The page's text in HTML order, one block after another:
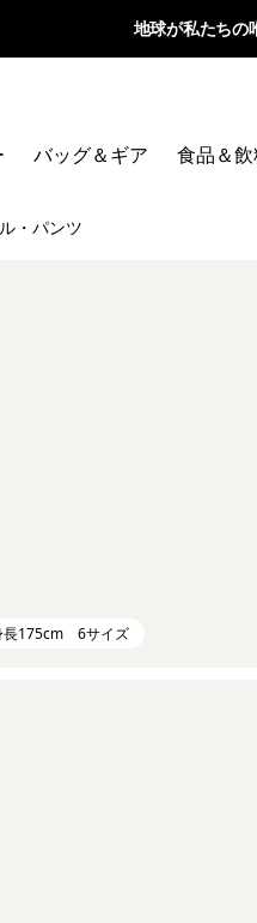
地球が私たちの
バッグ＆ギア 食品＆
・パンツ
長175cm 6サイズ